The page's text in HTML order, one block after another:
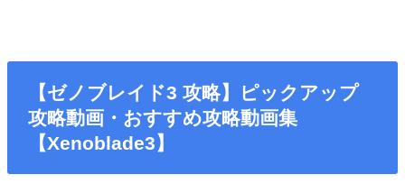
【ゼノブレイド3 攻略】ピックアップ
攻略動画・おすすめ攻略動画集
【Xenoblade3】